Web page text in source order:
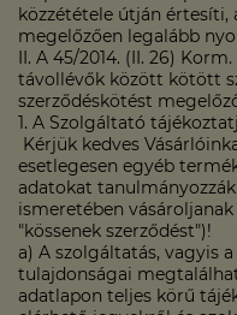
közzététele útján értesíti,
megelőzően legalább
II. A 45/2014. (II. 26)
távollévők között kötött
szerződéskötést
1. A Szolgáltató
Kérjük kedves
esetlegesen egyéb
adatokat
ismeretében
"kössenek szerződést")!
a) A szolgáltatás, vagyis
tulajdonságai
adatlapon teljes körű